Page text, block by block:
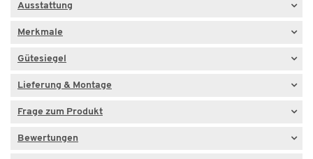
Ausstattung
Merkmale
Gütesiegel
Lieferung & Montage
Frage zum Produkt
Bewertungen